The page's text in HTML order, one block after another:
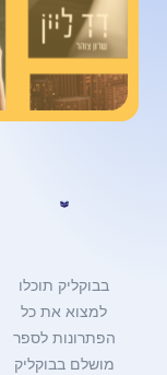
בבוקליק תוכלו
למצוא את כל
הפתרונות לספר
מושלם בבוקליק